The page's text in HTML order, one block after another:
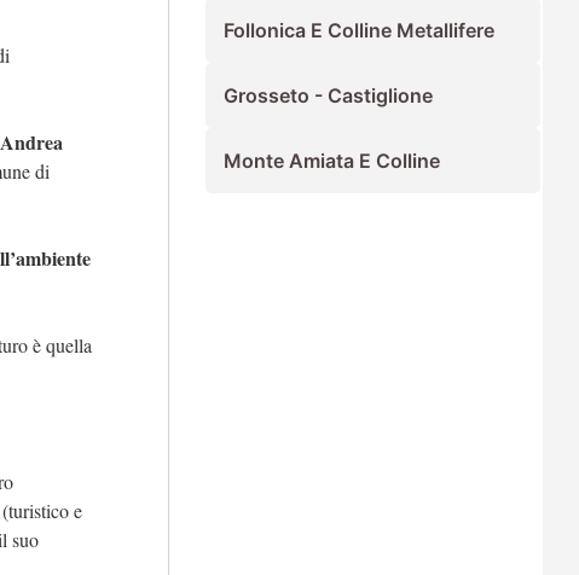
Andrea
di
è quella
e
suo
Follonica E Colline Metallifere
Grosseto - Castiglione
Monte Amiata E Colline